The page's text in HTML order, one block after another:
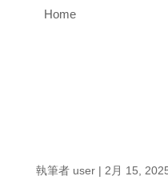
Home
執筆者 user| 2月 15,